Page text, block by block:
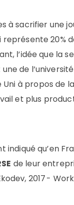
à sacrifier une
représente
l’idée que la
une de l
Uni à propos de la
et plus
indiqué qu’en
de leur
2017 -